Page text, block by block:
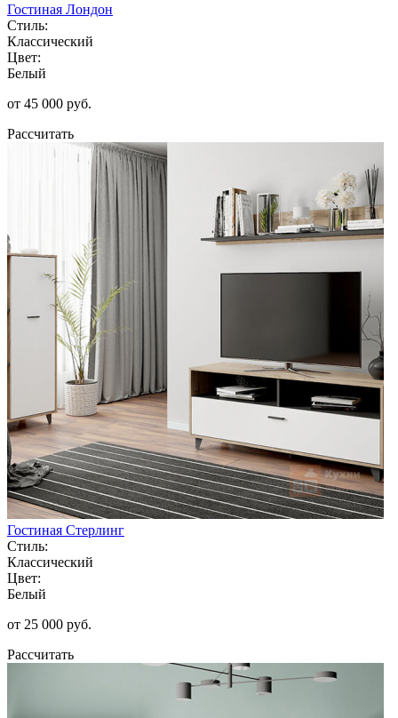
Гостиная Лондон
Стиль:
Классический
Цвет:
Белый
от 45 000 руб.
Рассчитать
Гостиная Стерлинг
Стиль:
Классический
Цвет:
Белый
от 25 000 руб.
Рассчитать